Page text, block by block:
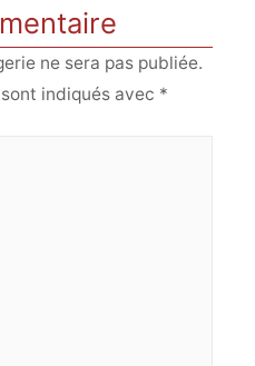
ne sera pas publiée.
indiqués avec *